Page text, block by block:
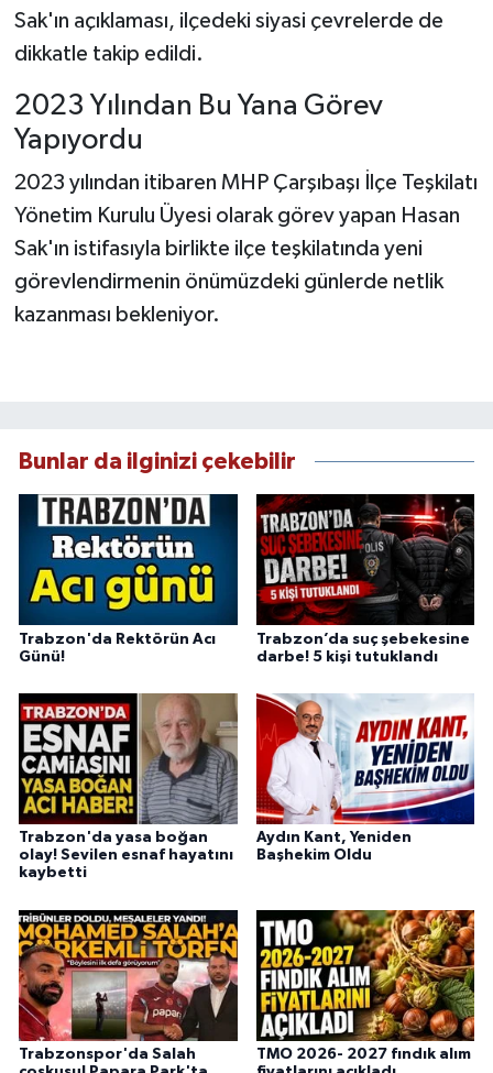
Sak'ın açıklaması, ilçedeki siyasi çevrelerde de
dikkatle takip edildi.
2023 Yılından Bu Yana Görev
Yapıyordu
2023 yılından itibaren MHP Çarşıbaşı İlçe Teşkilatı
Yönetim Kurulu Üyesi olarak görev yapan Hasan
Sak'ın istifasıyla birlikte ilçe teşkilatında yeni
görevlendirmenin önümüzdeki günlerde netlik
kazanması bekleniyor.
Bunlar da ilginizi çekebilir
Trabzon'da Rektörün Acı
Günü!
Trabzon’da suç şebekesine
darbe! 5 kişi tutuklandı
Trabzon'da yasa boğan
olay! Sevilen esnaf hayatını
kaybetti
Aydın Kant, Yeniden
Başhekim Oldu
Trabzonspor'da Salah
TMO 2026- 2027 fındık alım